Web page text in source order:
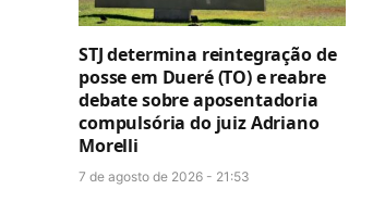
STJ determina reintegração de
posse em Dueré (TO) e reabre
debate sobre aposentadoria
compulsória do juiz Adriano
Morelli
7 de agosto de 2026 - 21:53